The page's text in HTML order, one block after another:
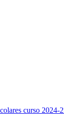
curso 2024-